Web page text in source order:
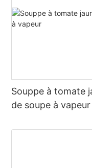
Souppe à tomate
de soupe à vapeur